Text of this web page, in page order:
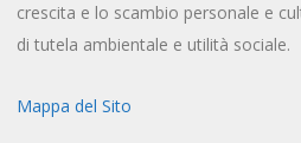
crescita e lo scambio personale e
di tutela ambientale e utilità sociale.
Mappa del Sito